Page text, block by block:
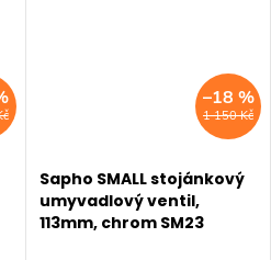
1 150 Kč
–18 %
Sapho SMALL stojánkový
umyvadlový ventil,
113mm, chrom SM23